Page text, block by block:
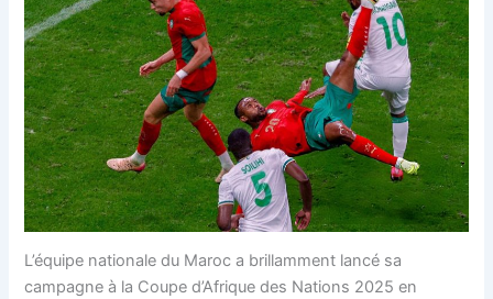
L’équipe nationale du Maroc a brillamment lancé sa
campagne à la Coupe d’Afrique des Nations 2025 en